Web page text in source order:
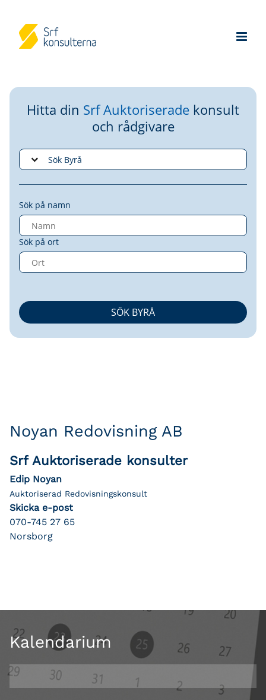
Hitta din Srf Auktoriserade konsult
och rådgivare
Sök på namn
Sök på ort
Noyan Redovisning AB
Srf Auktoriserade konsulter
Edip Noyan
Auktoriserad Redovisningskonsult
Skicka e-post
070-745 27 65
Norsborg
Kalendarium